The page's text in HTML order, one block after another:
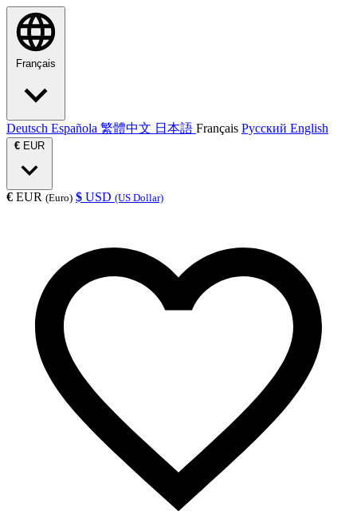
Français
Deutsch Española 繁體中文 日本語 Français Русский English
€ EUR
€ EUR (Euro) $ USD (US Dollar)